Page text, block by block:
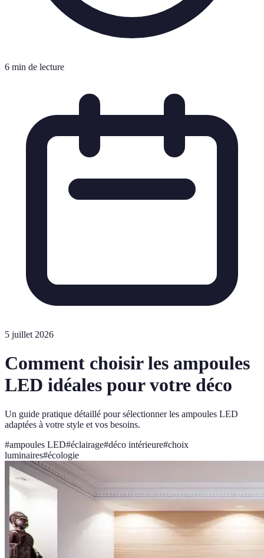
6 min de lecture
5 juillet 2026
Comment choisir les ampoules
LED idéales pour votre déco
Un guide pratique détaillé pour sélectionner les ampoules LED
adaptées à votre style et vos besoins.
#ampoules LED#éclairage#déco intérieure#choix
luminaires#écologie